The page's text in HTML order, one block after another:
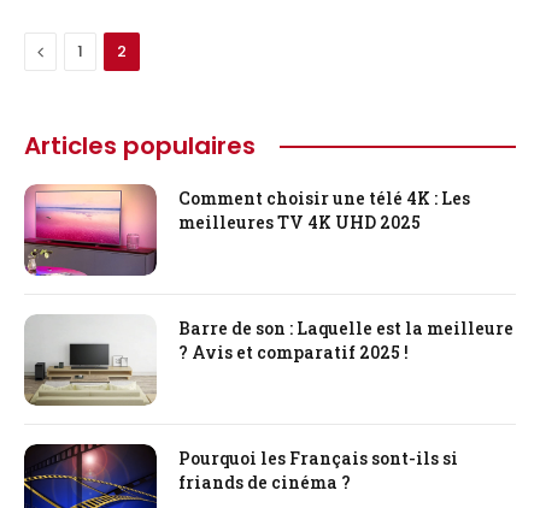
Previous
1 2
Articles populaires
Comment choisir une télé 4K : Les
meilleures TV 4K UHD 2025
Barre de son : Laquelle est la meilleure
? Avis et comparatif 2025 !
Pourquoi les Français sont-ils si
friands de cinéma ?